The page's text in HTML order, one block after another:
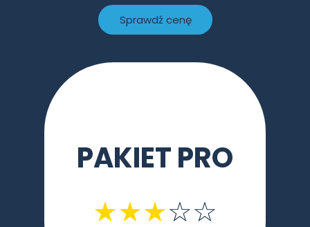
PAKIET PRO
★★★☆☆
Sprawdź cenę